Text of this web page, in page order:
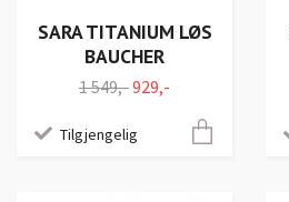
SARA TITANIUM LØS
BAUCHER
1 549,-929,-
Tilgjengelig